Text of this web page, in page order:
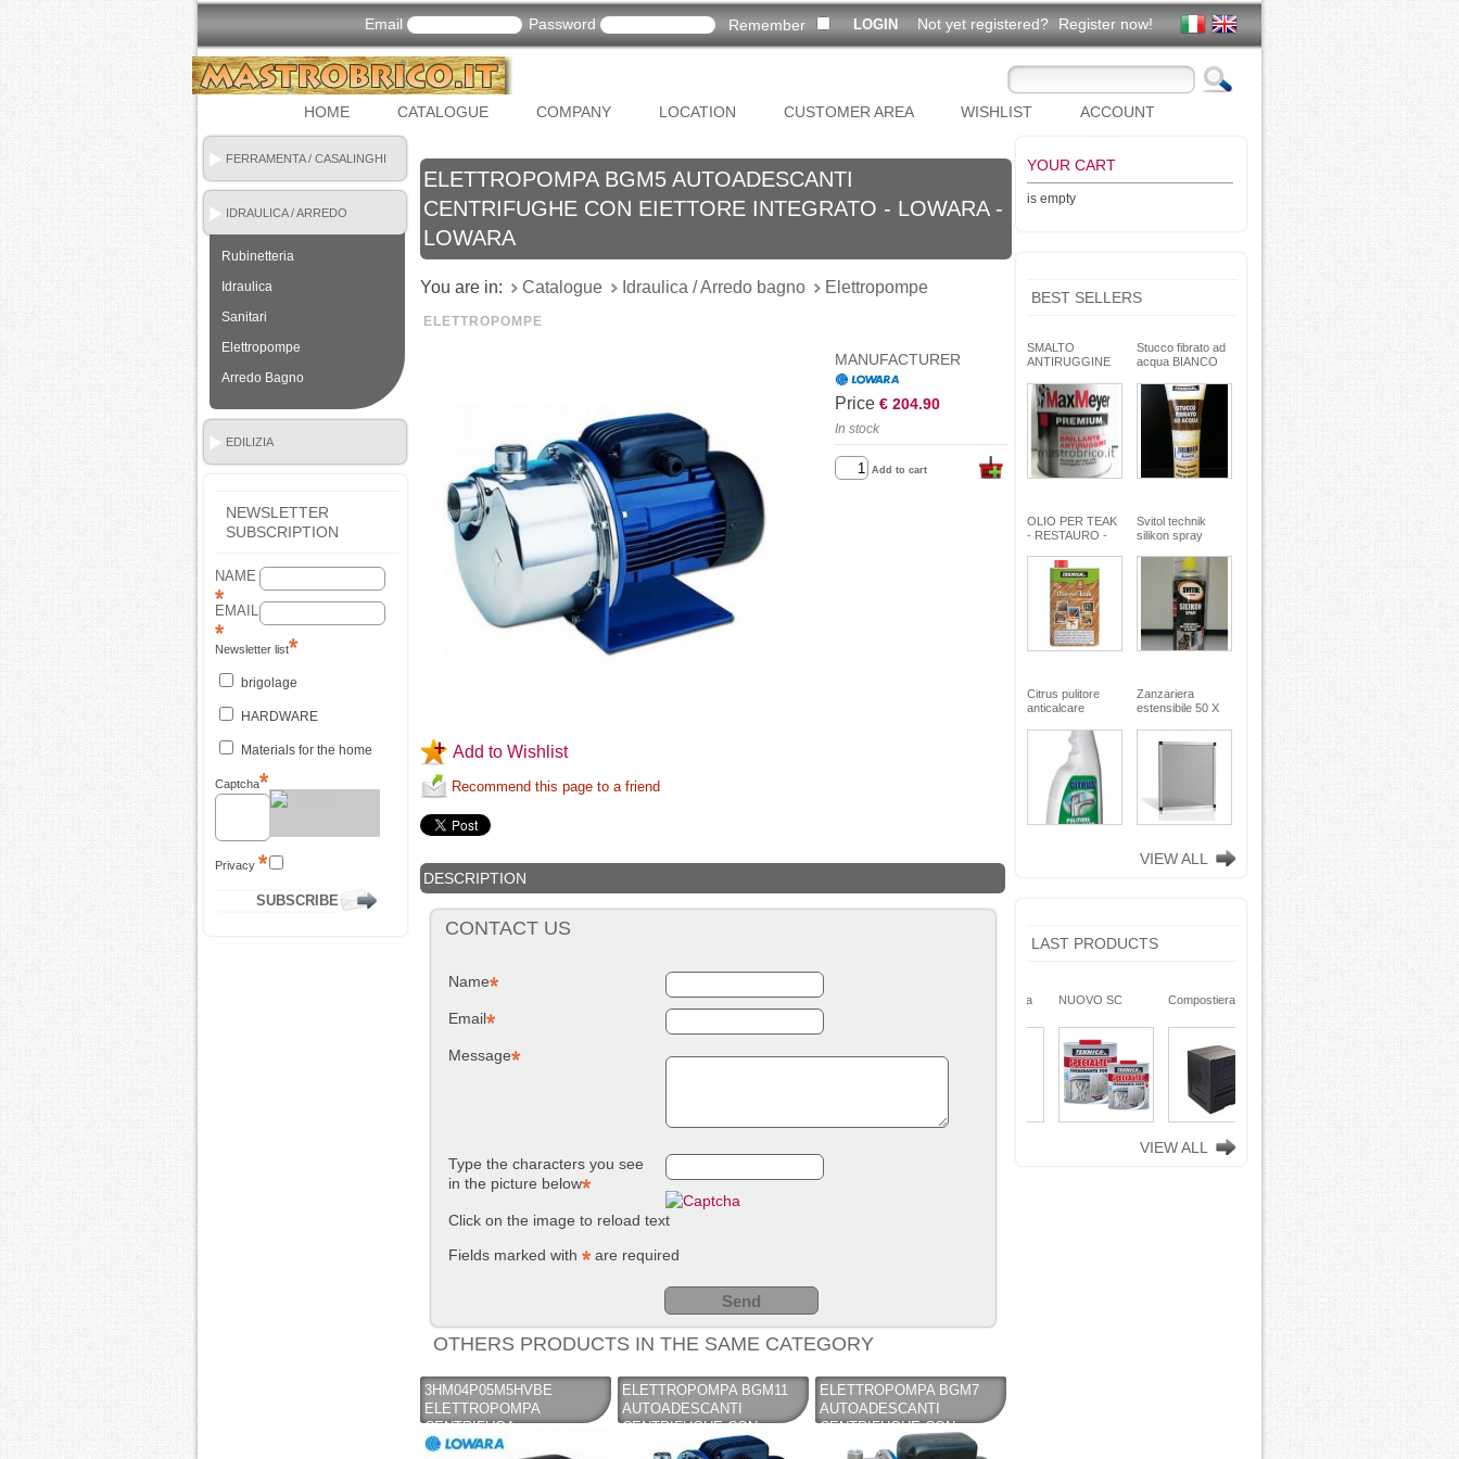
Email Password Remember Not yet registered? Register now!
HOME CATALOGUE COMPANY LOCATION CUSTOMER AREA WISHLIST ACCOUNT
FERRAMENTA / CASALINGHI
IDRAULICA / ARREDO
BAGNO
Rubinetteria
Idraulica
Sanitari
Elettropompe
Arredo Bagno
EDILIZIA
NEWSLETTER
SUBSCRIPTION
NAME
EMAIL
Newsletter list
brigolage
HARDWARE
Materials for the home
Captcha
Privacy
ELETTROPOMPA BGM5 AUTOADESCANTI
CENTRIFUGHE CON EIETTORE INTEGRATO - LOWARA -
LOWARA
You are in: Catalogue Idraulica / Arredo bagno Elettropompe
ELETTROPOMPE
Add to Wishlist
Recommend this page to a friend
MANUFACTURER
Price € 204.90
In stock
Add to cart
DESCRIPTION
CONTACT US
Name
Email
Message
Type the characters you see
in the picture below
Click on the image to reload text
Fields marked with
are required
OTHERS PRODUCTS IN THE SAME CATEGORY
3HM04P05M5HVBE
ELETTROPOMPA
CENTRIFUGA
MULTISTADIO SILENZIOSA
ELETTROPOMPA BGM11
AUTOADESCANTI
CENTRIFUGHE CON
EIETTORE INTEGRATO -
ELETTROPOMPA BGM7
AUTOADESCANTI
CENTRIFUGHE CON
EIETTORE INTEGRATO -
YOUR CART
is empty
BEST SELLERS
SMALTO
ANTIRUGGINE
gel - non cola -
Max Meyer
Stucco fibrato ad
acqua BIANCO
riempitivo non si
spacca -
TEKNICA
OLIO PER TEAK
- RESTAURO -
di oli pregiati -
MaxMeyer -
TEKNICA
Svitol technik
silikon spray
Citrus pulitore
anticalcare
con nebulizzatore
- faren industrie
chimiche spa
Zanzariera
estensibile 50 X
VIEW ALL
LAST PRODUCTS
NUOVO SC
REMOVER -
sverniciatore
pini (COPY) -
260 Lt. nero
NUOVO SC
sverniciatore
universale - tre
pini (COPY) -
TEKNICA
Compostiera da
plastica riciclata
260 Lt. nero
TOOMAX
VIEW ALL